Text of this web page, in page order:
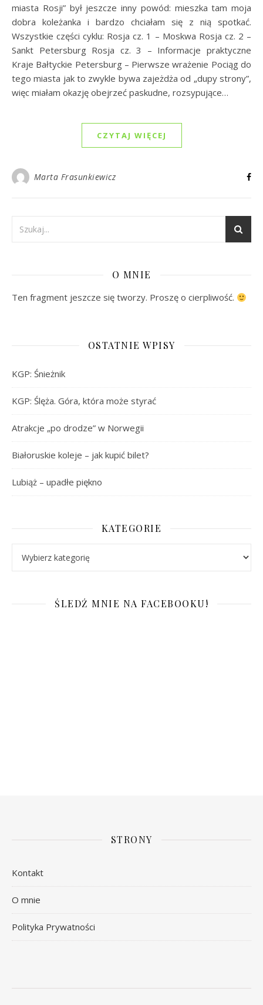
miasta Rosji” był jeszcze inny powód: mieszka tam moja
dobra koleżanka i bardzo chciałam się z nią spotkać.
Wszystkie części cyklu: Rosja cz. 1 – Moskwa Rosja cz. 2 –
Sankt Petersburg Rosja cz. 3 – Informacje praktyczne
Kraje Bałtyckie Petersburg – Pierwsze wrażenie Pociąg do
tego miasta jak to zwykle bywa zajeżdża od „dupy strony”,
więc miałam okazję obejrzeć paskudne, rozsypujące…
CZYTAJ WIĘCEJ
Marta Frasunkiewicz
O MNIE
Ten fragment jeszcze się tworzy. Proszę o cierpliwość.
OSTATNIE WPISY
KGP: Śnieżnik
KGP: Ślęża. Góra, która może styrać
Atrakcje „po drodze” w Norwegii
Białoruskie koleje – jak kupić bilet?
Lubiąż – upadłe piękno
KATEGORIE
ŚLEDŹ MNIE NA FACEBOOKU!
STRONY
Kontakt
O mnie
Polityka Prywatności